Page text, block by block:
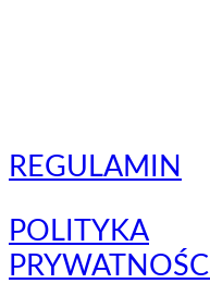
REGULAMIN
POLITYKA
PRYWATNOŚCI